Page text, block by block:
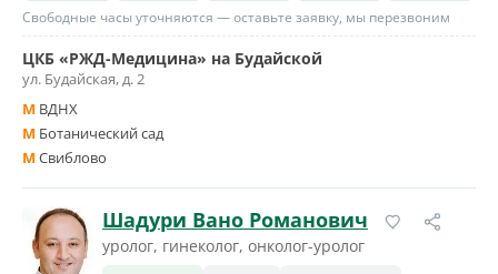
Свободные часы уточняются — оставьте заявку, мы перезвоним
ЦКБ «РЖД-Медицина» на Будайской
ул. Будайская, д. 2
M ВДНХ
M Ботанический сад
MСвиблово
Шадури Вано Романович
уролог, гинеколог, онколог-уролог